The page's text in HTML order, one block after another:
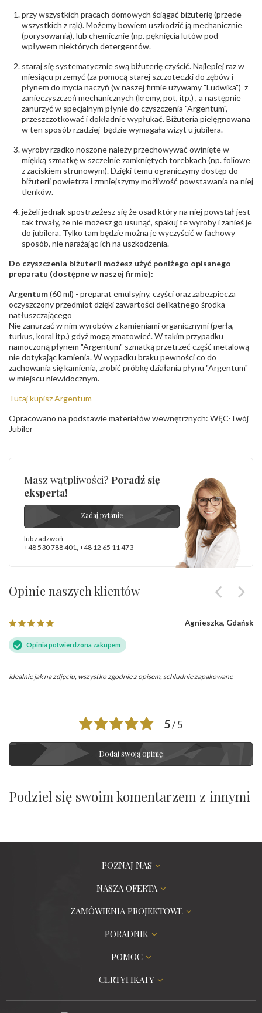
przy wszystkich pracach domowych ściągać biżuterię (przede
wszystkich z rąk). Możemy bowiem uszkodzić ją mechanicznie
(porysowania), lub chemicznie (np. pęknięcia lutów pod
wpływem niektórych detergentów.
staraj się systematycznie swą biżuterię czyścić. Najlepiej raz w
miesiącu przemyć (za pomocą starej szczoteczki do zębów i
płynem do mycia naczyń (w naszej firmie używamy "Ludwika") z
zanieczyszczeń mechanicznych (kremy, pot, itp.) , a następnie
zanurzyć w specjalnym płynie do czyszczenia "Argentum",
przeszczotkować i dokładnie wypłukać. Biżuteria pielęgnowana
w ten sposób rzadziej będzie wymagała wizyt u jubilera.
wyroby rzadko noszone należy przechowywać owinięte w
miękką szmatkę w szczelnie zamkniętych torebkach (np. foliowe
z zaciskiem strunowym). Dzięki temu ograniczymy dostęp do
biżuterii powietrza i zmniejszymy możliwość powstawania na niej
tlenków.
jeżeli jednak spostrzeżesz się że osad który na niej powstał jest
tak trwały, że nie możesz go usunąć, spakuj te wyroby i zanieś je
do jubilera. Tylko tam będzie można je wyczyścić w fachowy
sposób, nie narażając ich na uszkodzenia.
Do czyszczenia biżuterii możesz użyć poniżego opisanego
preparatu (dostępne w naszej firmie):
Argentum(60 ml) - preparat emulsyjny, czyści oraz zabezpiecza
oczyszczony przedmiot dzięki zawartości delikatnego środka
natłuszczającego
Nie zanurzać w nim wyrobów z kamieniami organicznymi (perła,
turkus, koral itp.) gdyż mogą zmatowieć. W takim przypadku
namoczoną płynem "Argentum" szmatką przetrzeć część metalową
nie dotykając kamienia. W wypadku braku pewności co do
zachowania się kamienia, zrobić próbkę działania płynu "Argentum"
w miejscu niewidocznym.
Tutaj kupisz Argentum
Opracowano na podstawie materiałów wewnętrznych: WĘC-Twój
Jubiler
Masz wątpliwości? Poradź się
eksperta!
Zadaj pytanie
lub zadzwoń
+48 530 788 401 +48 12 65 11 473
Opinie naszych klientów
Agnieszka, Gdańsk
Opinia potwierdzona zakupem
idealnie jak na zdjęciu, wszystko zgodnie z opisem, schludnie zapakowane
5/ 5
Dodaj swoją opinię
Podziel się swoim komentarzem z innymi
POZNAJ NAS
NASZA OFERTA
ZAMÓWIENIA PROJEKTOWE
PORADNIK
POMOC
CERTYFIKATY